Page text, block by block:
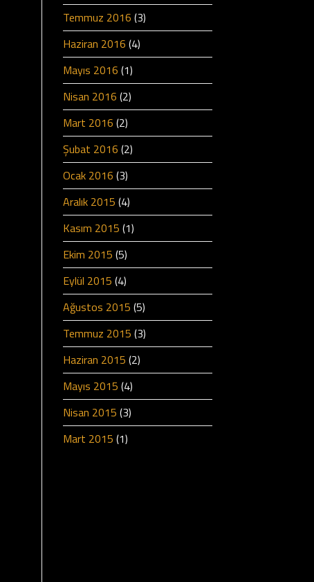
Temmuz 2016 (3)
Haziran 2016 (4)
Mayıs 2016 (1)
Nisan 2016 (2)
Mart 2016 (2)
Şubat 2016 (2)
Ocak 2016 (3)
Aralık 2015 (4)
Kasım 2015 (1)
Ekim 2015 (5)
Eylül 2015 (4)
Ağustos 2015 (5)
Temmuz 2015 (3)
Haziran 2015 (2)
Mayıs 2015 (4)
Nisan 2015 (3)
Mart 2015 (1)